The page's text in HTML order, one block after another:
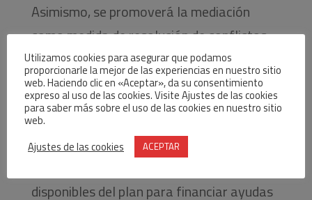
Asimismo, se promoverá la mediación
como medida de resolución de conflictos
entre las partes y se estudiará, junto al
Ministerio de Justicia y las Comunidades
Autónomas, la implantación de juicios
rápidos en esta materia.
disponibles del plan para financiar ayudas
Utilizamos cookies para asegurar que podamos
proporcionarle la mejor de las experiencias en nuestro sitio
web. Haciendo clic en «Aceptar», da su consentimiento
expreso al uso de las cookies. Visite Ajustes de las cookies
para saber más sobre el uso de las cookies en nuestro sitio
web.
Ajustes de las cookies
ACEPTAR